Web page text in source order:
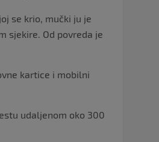
se krio, mučki ju je
sjekire. Od povreda je
kartice i mobilni
udaljenom oko 300